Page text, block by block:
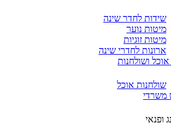
שידות לחדר שינה
מיטות נוער
מיטות זוגיות
ארונות לחדרי שינה
אוכל ושולחנות
שולחנות אוכל
משרדי
ופנאי